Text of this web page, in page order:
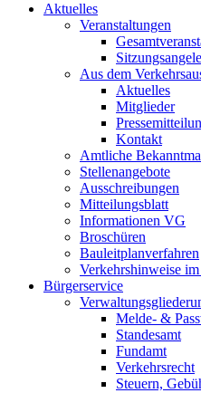
Aktuelles
Veranstaltungen
Aus dem
Aktuelles
Mitglieder
Kontakt
Amtliche
Stellenangebote
Ausschreibungen
Mitteilungsblatt
Informationen VG
Broschüren
Bauleitplanverfahren
Verkehrshinweise
Bürgerservice
Melde- &
Standesamt
Fundamt
Verkehrsrecht
Steuern,